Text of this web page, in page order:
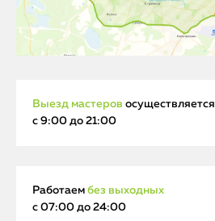
Выезд мастеров осуществляется
с 9:00 до 21:00
Работаем без выходных
с 07:00 до 24:00